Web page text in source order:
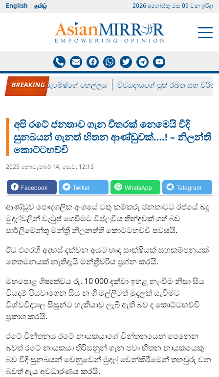
English | தமிழ் 2026 අගෝස්‍තු මස 09 වන ඉරිදා
රන් ගෙනා රුමේෂ්ගේ හෙල්ලය විජයදාසගේ පුත් රඛිත සහ චරිත්
අපි රටේ ජනතාව ගැන විතරක් නෙමෙයි වීදි
සුනඛයන් ගැනත් හිතන ආණ්ඩුවක්….! – නිලන්ති
කොට්ටහච්චි
2025 නොවැම්‍බර් 14, පෙ.ව. 12:15
Facebook Twitter WhatsApp Telegram
ආණ්ඩුව පෞද්ගලික අංශයේ වතු කම්කරු ජනතාවට රජයේ බදු
මුදල්වලින් වැටුප් ගෙවීමට විප්ලවීය තීන්දුවක් ගත් බව
පාර්ලිමේන්තු මන්ත්‍රී නිලනත්ති කොට්ටහච්චි පවසයි.
ඊට එරෙහි අදහස් දක්වන අයට හෘද සාක්ෂියක් සහකම්පනයක්
තෙතමනයක් නැතිදැයි මන්ත්‍රීවරිය ප්‍රශ්න කරයි.
මහපොළ ශිෂ්‍යත්වය රු. 10 000 දක්වා ඉහළ නැංවීම නිසා සිය
වියදම් පියවාගෙන සිය නංගි මල්ලිටත් මුදලක් යැවීමට
විශ්වවිද්‍යාල සිසුන්ට හැකියාව ලැබී ඇති බව ද කොට්ටහච්චි
ප්‍රකාශ කරයි.
රටේ චින්තනය රටේ නායකයාගේ චින්තනයෙන් පෙනෙන
බවත් රටේ නායකයා තිරිසනුන් ගැන පවා හිතන නායකයෙකු
බව වීදි සුනඛයන් වෙනුවෙන් මුදල් වෙන්කිරීමෙන් තහවුරු වන
බවත් ඇය අවධාරණය කරයි.